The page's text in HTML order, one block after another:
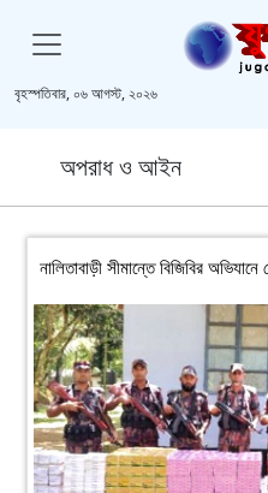
বৃহস্পতিবার, ০৬ আগস্ট, ২০২৬
অপরাধ ও আইন
নালিতাবাড়ী সীমান্তে বিজিবির